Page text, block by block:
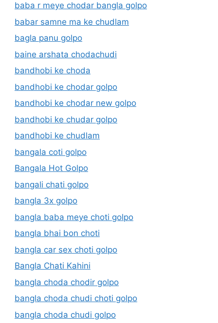
baba r meye chodar bangla golpo
babar samne ma ke chudlam
bagla panu golpo
baine arshata chodachudi
bandhobi ke choda
bandhobi ke chodar golpo
bandhobi ke chodar new golpo
bandhobi ke chudar golpo
bandhobi ke chudlam
bangala coti golpo
Bangala Hot Golpo
bangali chati golpo
bangla 3x golpo
bangla baba meye choti golpo
bangla bhai bon choti
bangla car sex choti golpo
Bangla Chati Kahini
bangla choda chodir golpo
bangla choda chudi choti golpo
bangla choda chudi golpo